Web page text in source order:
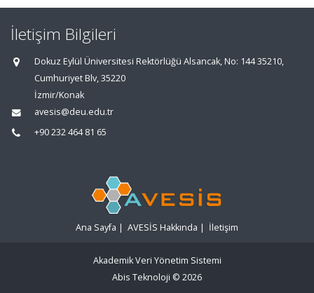
İletişim Bilgileri
Dokuz Eylül Üniversitesi Rektörlüğü Alsancak, No: 144 35210,
Cumhuriyet Blv, 35220
İzmir/Konak
avesis@deu.edu.tr
+90 232 464 81 65
Ana Sayfa | AVESİS Hakkında | İletişim
Akademik Veri Yönetim Sistemi
Abis Teknoloji © 2026